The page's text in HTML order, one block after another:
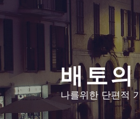
텐
뛰
기
배토
나를위한 단편적